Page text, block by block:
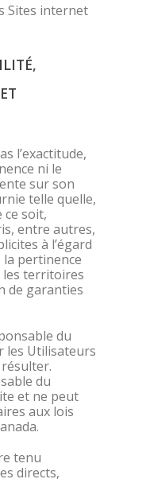
Sites internet
l’exactitude,
ni le
sur son
telle quelle,
soit,
entre autres,
à l’égard
la pertinence
les territoires
de garanties
du
les Utilisateurs
du
et ne peut
aux lois
tenu
directs,